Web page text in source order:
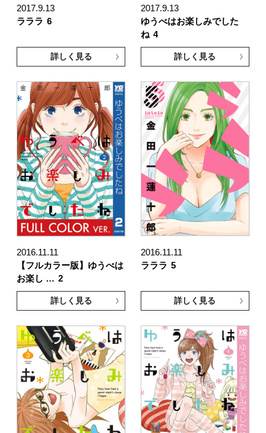
2017.9.13
ラララ 6
詳しく見る
2017.9.13
ゆうべはお楽しみでした
ね 4
詳しく見る
2016.11.11
【フルカラー版】ゆうべは
お楽し … 2
詳しく見る
2016.11.11
ラララ 5
詳しく見る